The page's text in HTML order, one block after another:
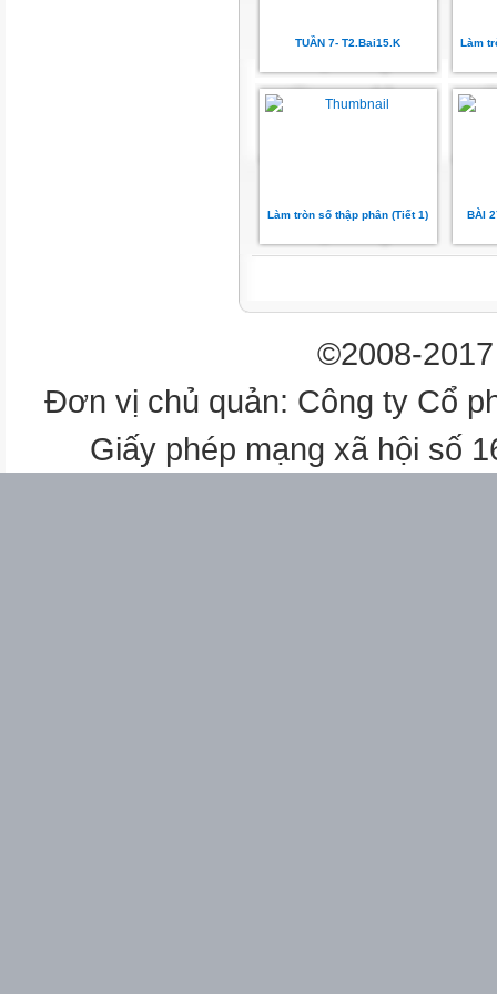
hộp. Sau một đợt, cô giáo
sở tái chế, có cho biết số ki-
Ta có sơ đồ:
? kg
TUẦN 7- T2.Bai15.K Làm
Làm tròn số thập phân (Tiết 1) BÀI
©2008-
Đơn vị chủ quản: Công ty Cổ
Giấy phép mạng xã hội số